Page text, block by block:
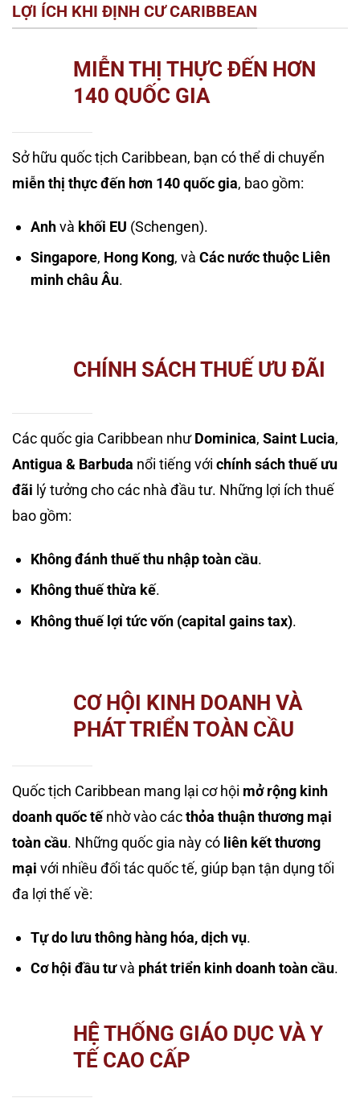
LỢI ÍCH KHI ĐỊNH CƯ CARIBBEAN
MIỄN THỊ THỰC ĐẾN HƠN
140 QUỐC GIA
Sở hữu quốc tịch Caribbean, bạn có thể di chuyển
miễn thị thực đến hơn 140 quốc gia, bao gồm:
Anhvà khối EU (Schengen).
Singapore, Hong Kong, vàCác nước thuộc Liên
minh châu Âu.
CHÍNH SÁCH THUẾ ƯU ĐÃI
Các quốc gia Caribbean nhưDominica, Saint Lucia,
Antigua & Barbuda nổi tiếng với chính sách thuế ưu
đãi lý tưởng cho các nhà đầu tư. Những lợi ích thuế
bao gồm:
Không đánh thuế thu nhập toàn cầu.
Không thuế thừa kế.
Không thuế lợi tức vốn (capital gains tax).
CƠ HỘI KINH DOANH VÀ
PHÁT TRIỂN TOÀN CẦU
Quốc tịch Caribbean mang lại cơ hội mở rộng kinh
doanh quốc tếnhờ vào cácthỏa thuận thương mại
toàn cầu. Những quốc gia này có liên kết thương
mại với nhiều đối tác quốc tế, giúp bạn tận dụng tối
đa lợi thế về:
Tự do lưu thông hàng hóa, dịch vụ.
Cơ hội đầu tưvà phát triển kinh doanh toàn cầu.
HỆ THỐNG GIÁO DỤC VÀ Y
TẾ CAO CẤP